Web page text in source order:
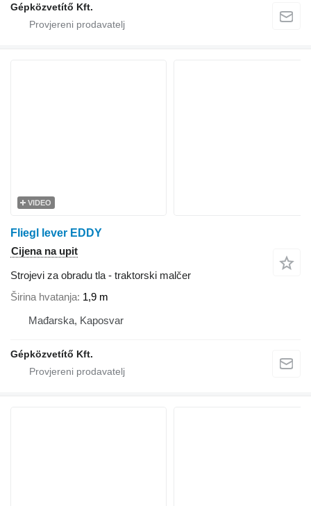
Gépközvetítő Kft.
VIDEO
Fliegl lever EDDY
Cijena na upit
Strojevi za obradu tla - traktorski malčer
Širina hvatanja 1,9 m
Mađarska, Kaposvar
Gépközvetítő Kft.